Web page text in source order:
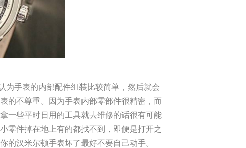
手表的内部配件组装比较简单，然后就会
的不尊重。因为手表内部零部件很精密，而
一些平时日用的工具就去维修的话很有可能
零件掉在地上有的都找不到，即便是打开之
的汉米尔顿手表坏了最好不要自己动手。